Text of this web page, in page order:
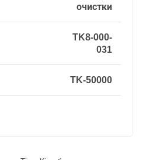
очистки
TK8-000-
031
TK-50000